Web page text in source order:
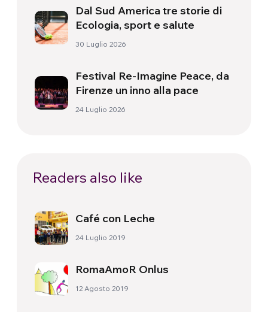
Dal Sud America tre storie di
Ecologia, sport e salute
30 Luglio 2026
Festival Re-Imagine Peace, da
Firenze un inno alla pace
24 Luglio 2026
Readers also like
Café con Leche
24 Luglio 2019
RomaAmoR Onlus
12 Agosto 2019